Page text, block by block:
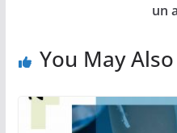
un
You May